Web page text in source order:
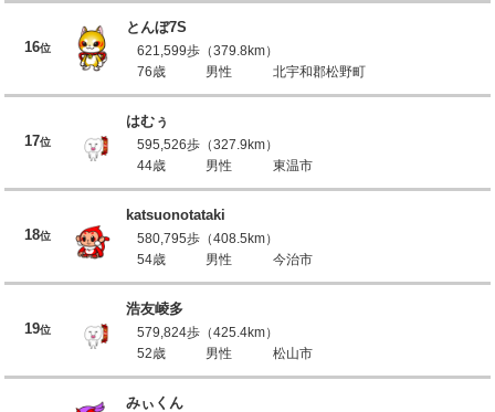
16位
とんぼ7S
621,599歩（379.8km）
76歳
男性 北宇和郡松野町
17位
はむぅ
595,526歩（327.9km）
44歳
男性 東温市
18位
katsuonotataki
580,795歩（408.5km）
54歳
男性 今治市
19位
浩友崚多
579,824歩（425.4km）
52歳
男性 松山市
みぃくん